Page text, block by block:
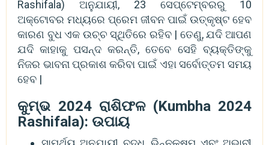
Rashifala) ଅନୁଯାୟୀ, 23 ସେପ୍ଟେମ୍ବରରୁ 10
ଅକ୍ଟୋବର ମଧ୍ୟରେ ପ୍ରେମ ଜୀବନ ପାଇଁ ଉତ୍କୃଷ୍ଟ ହେବ
କାରଣ ବୁଧ ଏକ ଉଚ୍ଚ ସ୍ଥିତିରେ ରହିବ | ତେଣୁ, ଯଦି ଆପଣ
ଯଦି କାହାକୁ ପସନ୍ଦ କରନ୍ତି, ତେବେ ସେହି ବ୍ୟକ୍ତିଙ୍କୁ
ନିଜର ଭାବନା ପ୍ରକାଶ କରିବା ପାଇଁ ଏହା ସର୍ବୋତ୍ତମ ସମୟ
ହେବ |
କୁମ୍ଭ 2024 ରାଶିଫଳ (Kumbha 2024
Rashifala): ଉପାୟ